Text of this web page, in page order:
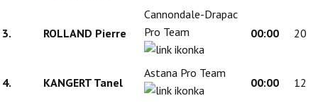
3. ROLLAND Pierre
Cannondale-Drapac
Pro Team
00:00 20
4. KANGERT Tanel
Astana Pro Team
00:00 12